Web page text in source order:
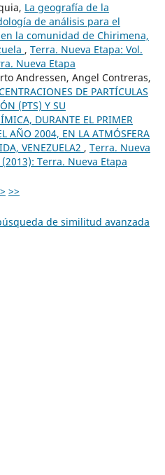
La geografía de la
de análisis para el
la comunidad de Chirimena,
, Terra. Nueva Etapa: Vol.
Nueva Etapa
Andressen, Angel Contreras,
DE PARTÍCULAS
(PTS) Y SU
DURANTE EL PRIMER
AÑO 2004, EN LA ATMÓSFERA
VENEZUELA2 , Terra. Nueva
Terra. Nueva Etapa
> >>
de similitud avanzada